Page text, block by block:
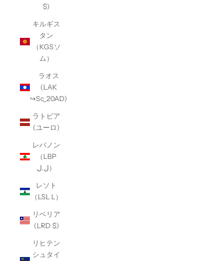
$)
キルギス
タン
（KGSソ
ム）
ラオス
(LAK
↪Sc_20AD)
ラトビア
(ユーロ)
レバノン
（LBP
ل.ل）
レソト
（LSL L）
リベリア
(LRD $)
リヒテン
シュタイ